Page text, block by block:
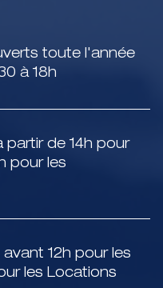
toute l'année
à 18h
partir de 14h pour
pour les
avant 12h pour les
les Locations